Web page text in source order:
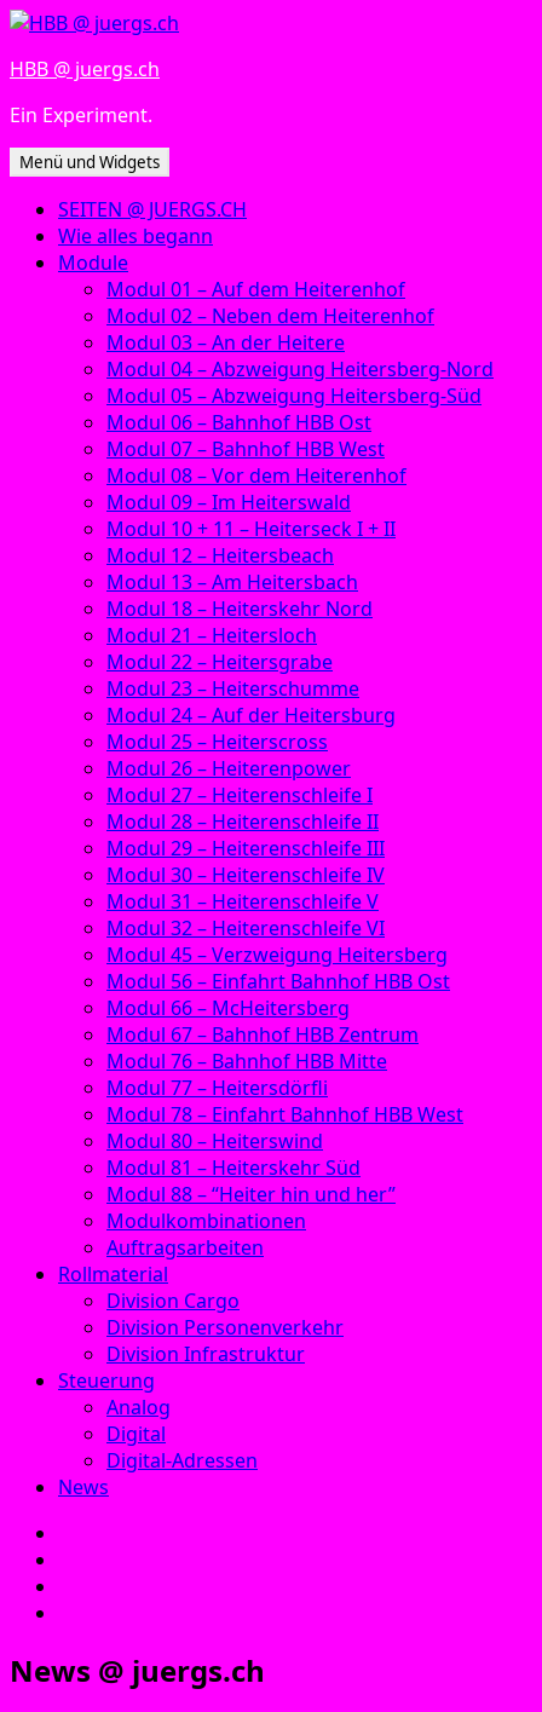
Zum
springen
HBB @ juergs.ch
Ein Experiment.
Menü und Widgets
SEITEN @ JUERGS.CH
Wie alles begann
Module
Modul 01 – Auf dem Heiterenhof
Modul 02 – Neben dem Heiterenhof
Modul 03 – An der Heitere
Modul 04 – Abzweigung Heitersberg-Nord
Modul 05 – Abzweigung Heitersberg-Süd
Modul 06 – Bahnhof HBB Ost
Modul 07 – Bahnhof HBB West
Modul 08 – Vor dem Heiterenhof
Modul 09 – Im Heiterswald
Modul 10 + 11 – Heiterseck I + II
Modul 12 – Heitersbeach
Modul 13 – Am Heitersbach
Modul 18 – Heiterskehr Nord
Modul 21 – Heitersloch
Modul 22 – Heitersgrabe
Modul 23 – Heiterschumme
Modul 24 – Auf der Heitersburg
Modul 25 – Heiterscross
Modul 26 – Heiterenpower
Modul 27 – Heiterenschleife I
Modul 28 – Heiterenschleife II
Modul 29 – Heiterenschleife III
Modul 30 – Heiterenschleife IV
Modul 31 – Heiterenschleife V
Modul 32 – Heiterenschleife VI
Modul 45 – Verzweigung Heitersberg
Modul 56 – Einfahrt Bahnhof HBB Ost
Modul 66 – McHeitersberg
Modul 67 – Bahnhof HBB Zentrum
Modul 76 – Bahnhof HBB Mitte
Modul 77 – Heitersdörfli
Modul 78 – Einfahrt Bahnhof HBB West
Modul 80 – Heiterswind
Modul 81 – Heiterskehr Süd
Modul 88 – “Heiter hin und her”
Modulkombinationen
Auftragsarbeiten
Rollmaterial
Division Cargo
Division Personenverkehr
Division Infrastruktur
Steuerung
Analog
Digital
Digital-Adressen
News
News @ juergs.ch